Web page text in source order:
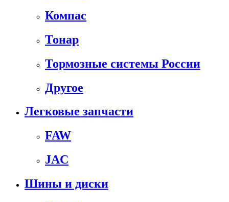
Компас
Тонар
Тормозные системы России
Другое
Легковые запчасти
FAW
JAC
Шины и диски